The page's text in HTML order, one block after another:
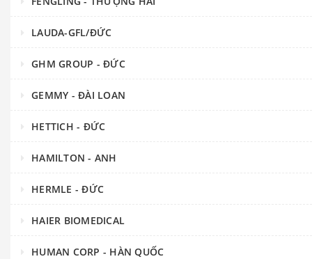
LAUDA-GFL/ĐỨC
GHM GROUP - ĐỨC
GEMMY - ĐÀI LOAN
HETTICH - ĐỨC
HAMILTON - ANH
HERMLE - ĐỨC
HAIER BIOMEDICAL
HUMAN CORP - HÀN QUỐC